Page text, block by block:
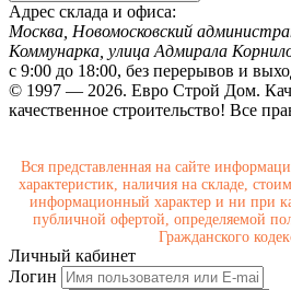
Адрес склада и офиса:
Москва, Новомосковский
Коммунарка, улица Адмирала
с 9:00 до 18:00, без перерывов и
© 1997 — 2026. Евро Строй Дом.
качественное строительство! Все
Вся представленная на сайте
характеристик, наличия на складе,
информационный характер и ни при
публичной офертой, определяемой
Гражданского
Личный кабинет
Логин